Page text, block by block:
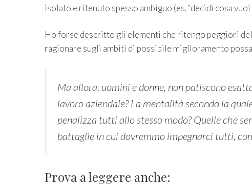
isolato e ritenuto spesso ambiguo (es. “decidi cosa
Ho forse descritto gli elementi che ritengo peggiori
ragionare sugli ambiti di possibile miglioramento
Ma allora, uomini e donne, non patiscono
lavoro aziendale? La mentalità secondo la
penalizza tutti allo stesso modo? Quelle che
battaglie in cui dovremmo impegnarci tutti,
Prova a leggere anche: